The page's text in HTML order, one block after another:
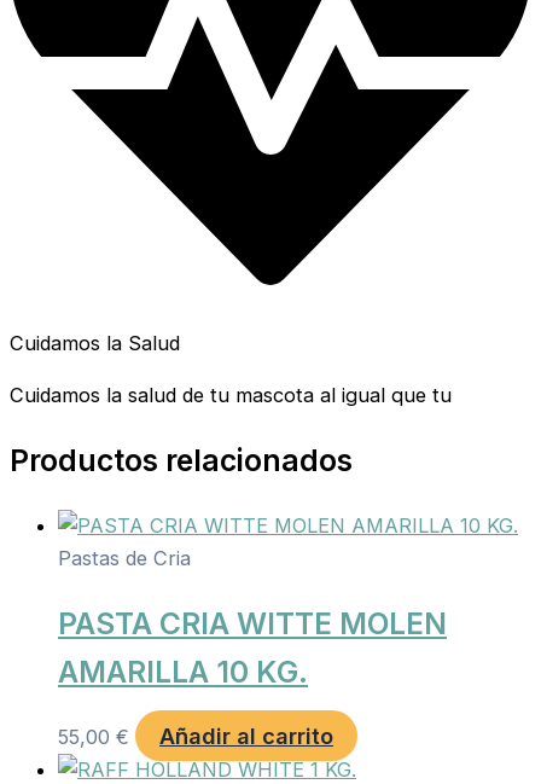
Cuidamos la Salud
Cuidamos la salud de tu mascota al igual que tu
Productos relacionados
Pastas de Cria
PASTA CRIA WITTE MOLEN
AMARILLA 10 KG.
55,00 € Añadir al carrito